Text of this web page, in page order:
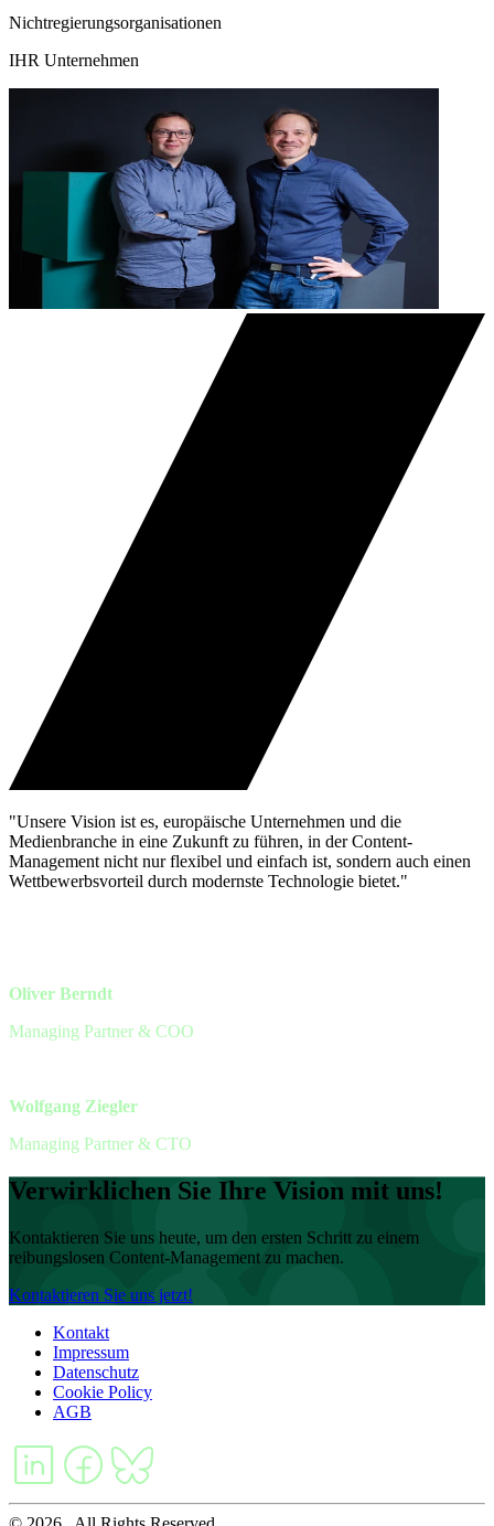
Nichtregierungsorganisationen
IHR Unternehmen
"Unsere Vision ist es, europäische Unternehmen und die
Medienbranche in eine Zukunft zu führen, in der Content-
Management nicht nur flexibel und einfach ist, sondern auch einen
Wettbewerbsvorteil durch modernste Technologie bietet."
Oliver Berndt
Managing Partner & COO
Wolfgang Ziegler
Managing Partner & CTO
Verwirklichen Sie Ihre Vision mit uns!
Kontaktieren Sie uns heute, um den ersten Schritt zu einem
reibungslosen Content-Management zu machen.
Kontaktieren Sie uns jetzt!
Kontakt
Impressum
Datenschutz
Cookie Policy
AGB